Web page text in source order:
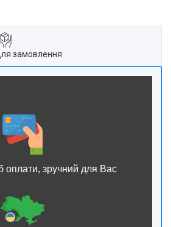
замовлення
оплати, зручний для Вас